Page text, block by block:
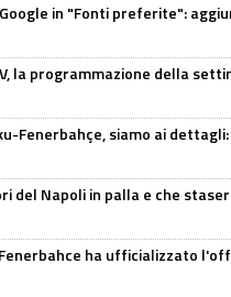
in "Fonti preferite":
la programmazione della
Fenerbahçe, siamo ai
del Napoli in palla e che
Fenerbahce ha ufficializzato